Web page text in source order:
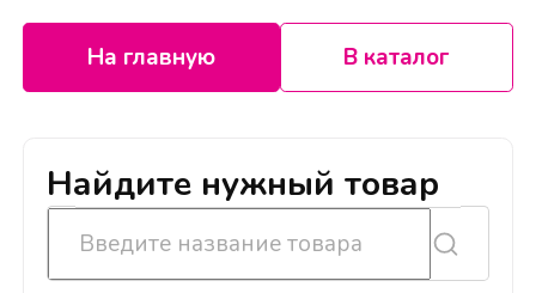
На главную В каталог
Найдите нужный товар